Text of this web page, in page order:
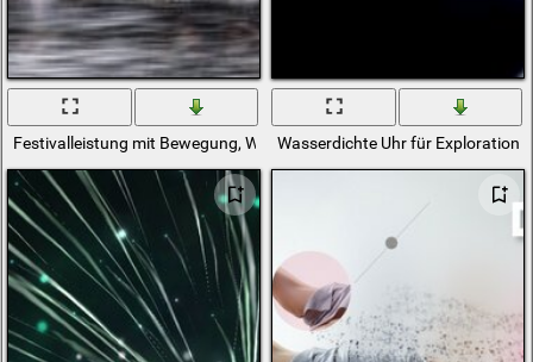
Festivalleistung mit Bewegung, Wettbewerben und Wasser
Wasserdichte Uhr für Exploration